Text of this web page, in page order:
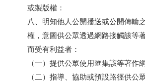
或製版權：
八、明知他人公開播送或公開傳輸
權，意圖供公眾透過網路接觸該等
而受有利益者：
（一）提供公眾使用匯集該等著作
（二）指導、協助或預設路徑供公